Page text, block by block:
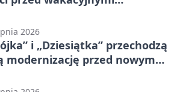
2026
i „Dziesiątka” przechodzą
modernizację przed nowym